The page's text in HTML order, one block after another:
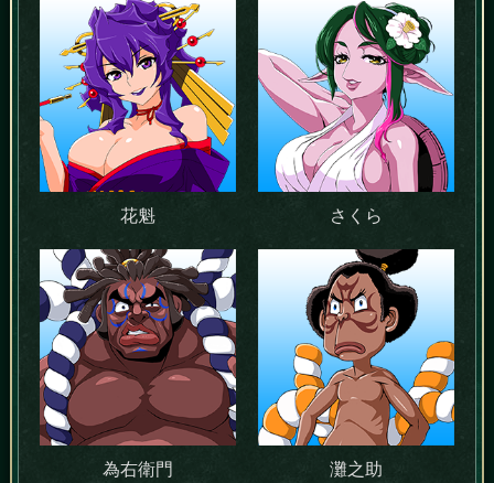
花魁 さくら
為右衛門 灘之助